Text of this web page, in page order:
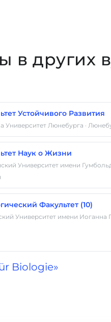
в других
Устойчивого Развития
Университет Люнебурга ·
Наук о Жизни
Университет имени
Факультет (10)
Университет имени Иоганна
Biologie»